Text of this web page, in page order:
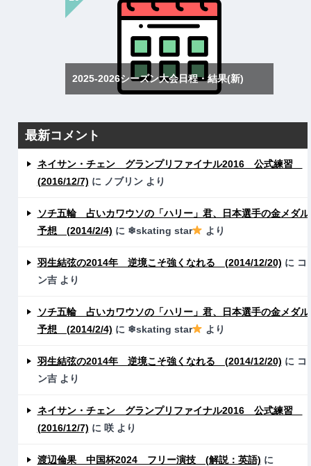
2025-2026シーズン大会日程・結果(新)
最新コメント
ネイサン・チェン グランプリファイナル2016 公式練習
(2016/12/7) に ノブリンより
ソチ五輪 占いカワウソの「ハリー」君、日本選手の金メダル
予想 (2014/2/4) に ❄skating star より
羽生結弦の2014年 逆境こそ強くなれる (2014/12/20) に コ
ン吉より
ソチ五輪 占いカワウソの「ハリー」君、日本選手の金メダル
予想 (2014/2/4) に ❄skating star より
羽生結弦の2014年 逆境こそ強くなれる (2014/12/20) に コ
ン吉より
ネイサン・チェン グランプリファイナル2016 公式練習
(2016/12/7) に 咲より
渡辺倫果 中国杯2024 フリー演技 (解説：英語) に